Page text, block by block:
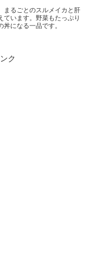
まるごとのスルメイカと肝
ています。野菜もたっぷり
になる一品です。
ク